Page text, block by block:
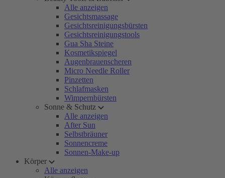
Alle anzeigen
Gesichtsmassage
Gesichtsreinigungsbürsten
Gesichtsreinigungstools
Gua Sha Steine
Kosmetikspiegel
Augenbrauenscheren
Micro Needle Roller
Pinzetten
Schlafmasken
Wimpernbürsten
Sonne & Schutz
Alle anzeigen
After Sun
Selbstbräuner
Sonnencreme
Sonnen-Make-up
Körper
Alle anzeigen